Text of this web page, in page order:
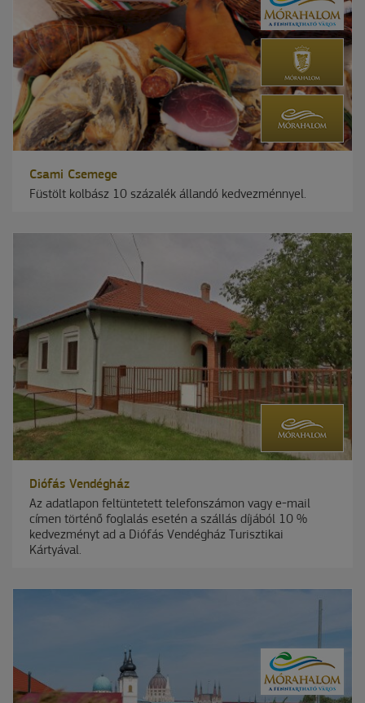
Csami Csemege
Füstölt kolbász 10 százalék állandó kedvezménnyel.
Diófás Vendégház
Az adatlapon feltüntetett telefonszámon vagy e-mail
címen történő foglalás esetén a szállás díjából 10 %
kedvezményt ad a Diófás Vendégház Turisztikai
Kártyával.